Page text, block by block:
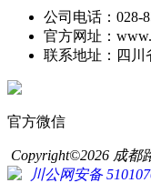
公司电话：028-
官方网址：
联系地址：四川
官方微信
Copyright©2026 成都
川公网安备